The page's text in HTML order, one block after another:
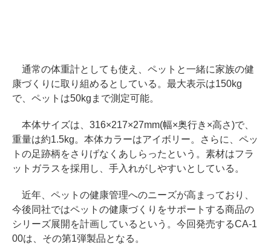
通常の体重計としても使え、ペットと一緒に家族の健
康づくりに取り組めるとしている。最大表示は150kg
で、ペットは50kgまで測定可能。
本体サイズは、316×217×27mm(幅×奥行き×高さ)で、
重量は約1.5kg。本体カラーはアイボリー。さらに、ペッ
トの足跡柄をさりげなくあしらったという。素材はフラ
ットガラスを採用し、手入れがしやすいとしている。
近年、ペットの健康管理へのニーズが高まっており、
今後同社ではペットの健康づくりをサポートする商品の
シリーズ展開を計画しているという。今回発売するCA-1
00は、その第1弾製品となる。